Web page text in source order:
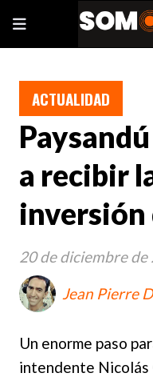
a recibir
inversión
Un enorme paso
intendente Nicolás
ACTUALIDAD
20 de diciembre de
Jean Pierre